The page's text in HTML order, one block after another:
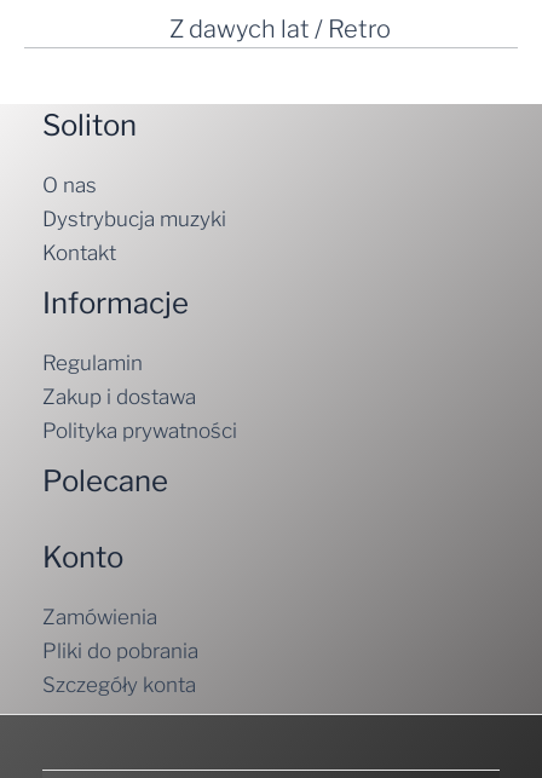
Z dawych lat / Retro
Soliton
O nas
Dystrybucja muzyki
Kontakt
Informacje
Regulamin
Zakup i dostawa
Polityka prywatności
Polecane
Konto
Zamówienia
Pliki do pobrania
Szczegóły konta